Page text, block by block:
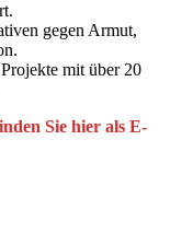
gegen Armut,
mit über 20
Sie hier als E-